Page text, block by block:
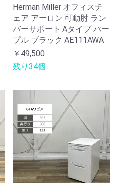
Herman Miller オフィスチ
ェア アーロン 可動肘 ラン
バーサポート Aタイプ パー
プル ブラック AE111AWA
￥49,500
残り34個